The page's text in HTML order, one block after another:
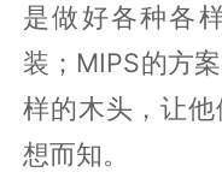
是做好各种各
装；MIPS的方
样的木头，让
想而知。